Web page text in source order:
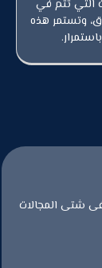
التي تتم في
وتستمر هذه
فى شتى المجالات